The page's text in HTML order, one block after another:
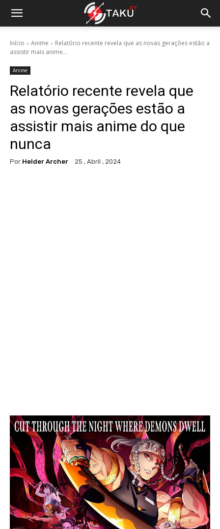
Início Anime
Relatório recente revela que as novas gerações estão a
assistir mais anime...
Anime
Relatório recente revela que
as novas gerações estão a
assistir mais anime do que
nunca
Por Helder Archer 25 , Abril , 2024